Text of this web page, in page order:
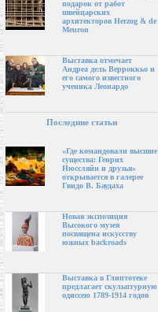
подарок от работ
швейцарских
архитекторов Herzog & de
Meuron
Выставка отмечает
Андреа дель Верроккьо и
его самого известного
ученика Леонардо
Последние статьи
«Где командовали высшие
существа: Генрих
Нюссляйн и друзья»
открывается в галерее
Гвидо В. Баудаха
Новая экспозиция
Высокого музея
посвящена искусству
южных backroads
Выставка в Глиптотеке
предлагает скульптурную
одиссею 1789-1914 годов